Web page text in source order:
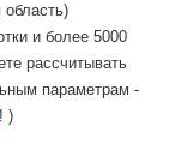
и более 5000
рассчитывать
параметрам -
! )